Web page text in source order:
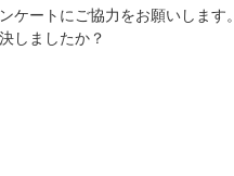
ケートにご協力をお願いします。
しましたか？